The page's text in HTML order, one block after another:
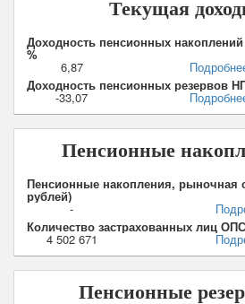
Текущая
Доходность пенсионных
%
6,87
Доходность пенсионных резервов
-33,07
Пенсионные
Пенсионные накопления, рыночная
рублей)
-
Количество застрахованных лиц
4 502 671
Пенсионные